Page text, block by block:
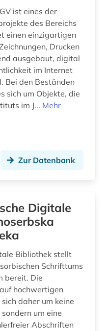
ist eines der
des Bereichs
einen einzigartigen
Drucken
ausgebaut, digital
im Internet
Bei den Beständen
sich um Objekte, die
im J... Mehr
Zur Datenbank
Digitale
Bibliothek stellt
Schrifttums
bereit. Die
hochwertigen
daher um keine
um eine
Abschriften